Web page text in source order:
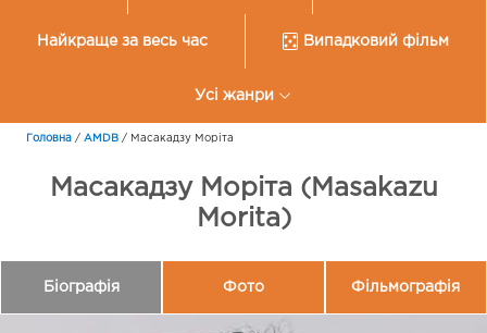
Найкраще за весь час Випадковий фільм
Усі жанри
Головна / AMDB / Масакадзу Моріта
Масакадзу Моріта (Masakazu
Morita)
Біографія Фото Фільмографія